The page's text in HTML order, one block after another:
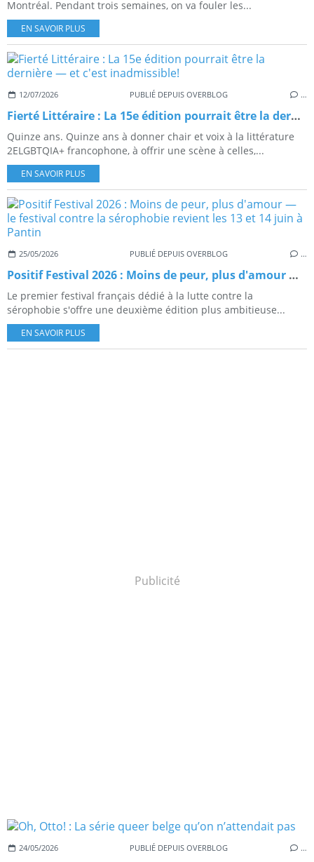
Montréal. Pendant trois semaines, on va fouler les...
EN SAVOIR PLUS
12/07/2026 PUBLIÉ DEPUIS OVERBLOG …
Fierté Littéraire : La 15e édition pourrait être la dernière — et c'est inadmissible!
Quinze ans. Quinze ans à donner chair et voix à la littérature
2ELGBTQIA+ francophone, à offrir une scène à celles,...
EN SAVOIR PLUS
25/05/2026 PUBLIÉ DEPUIS OVERBLOG …
Positif Festival 2026 : Moins de peur, plus d'amour — le festival contre la sérophobie revient les 13 et 14 juin à Pantin
Le premier festival français dédié à la lutte contre la
sérophobie s'offre une deuxième édition plus ambitieuse...
EN SAVOIR PLUS
Publicité
24/05/2026 PUBLIÉ DEPUIS OVERBLOG …